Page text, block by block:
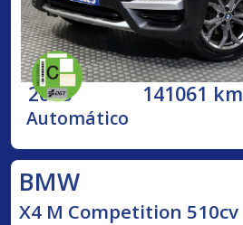
2018 141061 km
Automático
BMW
X4 M Competition 510cv